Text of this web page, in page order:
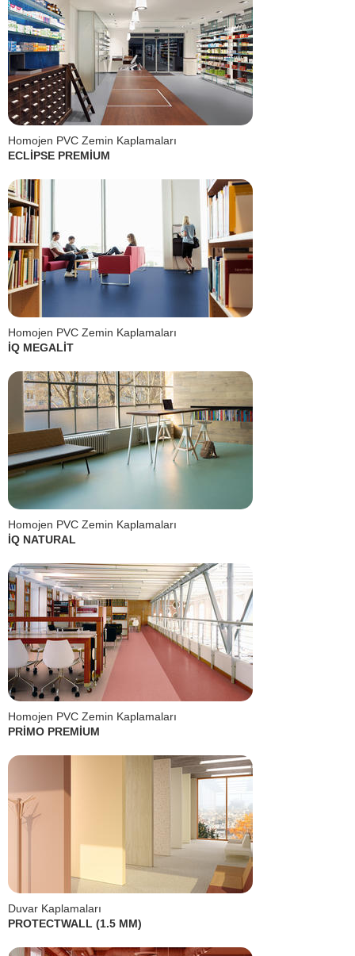
Homojen PVC Zemin Kaplamaları
ECLİPSE PREMİUM
Homojen PVC Zemin Kaplamaları
İQ MEGALİT
Homojen PVC Zemin Kaplamaları
İQ NATURAL
Homojen PVC Zemin Kaplamaları
PRİMO PREMİUM
Duvar Kaplamaları
PROTECTWALL (1.5 MM)